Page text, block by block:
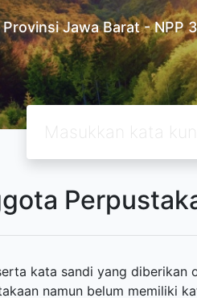
Jawa Barat - NPP
kata sandi yang
namun belum memiliki